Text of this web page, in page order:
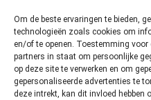
Om de beste ervaringen te bieden,
technologieën zoals cookies om
en/of te openen. Toestemming
partners in staat om persoonlijke
op deze site te verwerken en om
gepersonaliseerde advertenties te
deze intrekt, kan dit invloed hebben
maken. Zorg dat je goede
gebruikt alleen citroenen
die zijn behoorlijk lastig te
geval op dat je biologische
allerlei bestrijdingsmiddelen